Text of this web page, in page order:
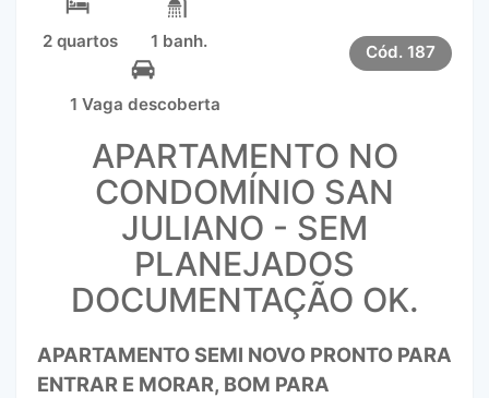
2 quartos 1 banh.
1 Vaga descoberta
Cód. 187
APARTAMENTO NO
CONDOMÍNIO SAN
JULIANO - SEM
PLANEJADOS
DOCUMENTAÇÃO OK.
APARTAMENTO SEMI NOVO PRONTO PARA
ENTRAR E MORAR, BOM PARA